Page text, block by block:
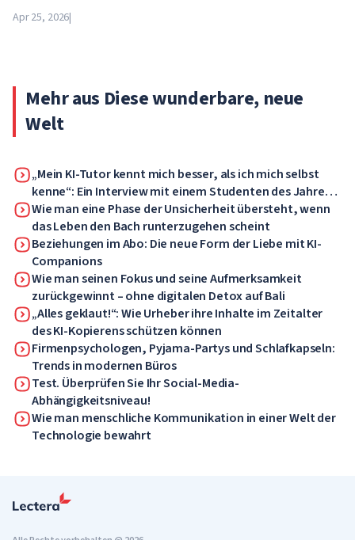
21. April wechseln Schulen, Hochschulen und Universitäten
Apr 25, 2026|
Mehr aus Diese wunderbare, neue
Welt
„Mein KI-Tutor kennt mich besser, als ich mich selbst
kenne“: Ein Interview mit einem Studenten des Jahres
2076
Wie man eine Phase der Unsicherheit übersteht, wenn
das Leben den Bach runterzugehen scheint
Beziehungen im Abo: Die neue Form der Liebe mit KI-
Companions
Wie man seinen Fokus und seine Aufmerksamkeit
zurückgewinnt – ohne digitalen Detox auf Bali
„Alles geklaut!“: Wie Urheber ihre Inhalte im Zeitalter
des KI-Kopierens schützen können
Firmenpsychologen, Pyjama-Partys und Schlafkapseln:
Trends in modernen Büros
Test. Überprüfen Sie Ihr Social-Media-
Abhängigkeitsniveau!
Wie man menschliche Kommunikation in einer Welt der
Technologie bewahrt